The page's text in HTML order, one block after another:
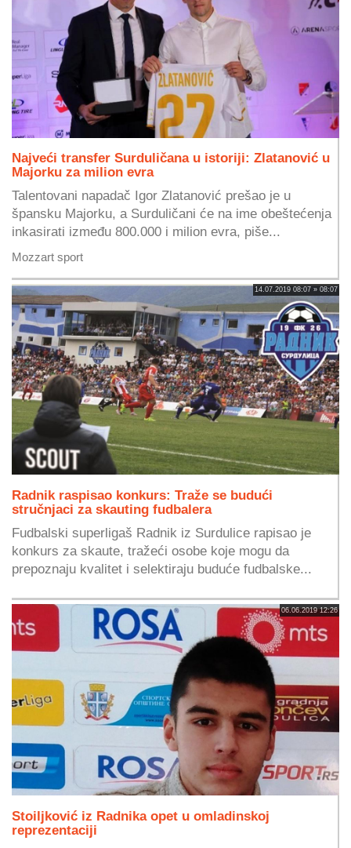
Najveći transfer Surduličana u istoriji: Zlatanović u
Majorku za milion evra
Talentovani napadač Igor Zlatanović prešao je u
špansku Majorku, a Surduličani će na ime obeštećenja
inkasirati između 800.000 i milion evra, piše...
Mozzart sport
14.07.2019 08:07 » 08:07
Radnik raspisao konkurs: Traže se budući
stručnjaci za skauting fudbalera
Fudbalski superligaš Radnik iz Surdulice rapisao je
konkurs za skaute, tražeći osobe koje mogu da
prepoznaju kvalitet i selektiraju buduće fudbalske...
06.06.2019 12:26
Stoiljković iz Radnika opet u omladinskoj
reprezentaciji